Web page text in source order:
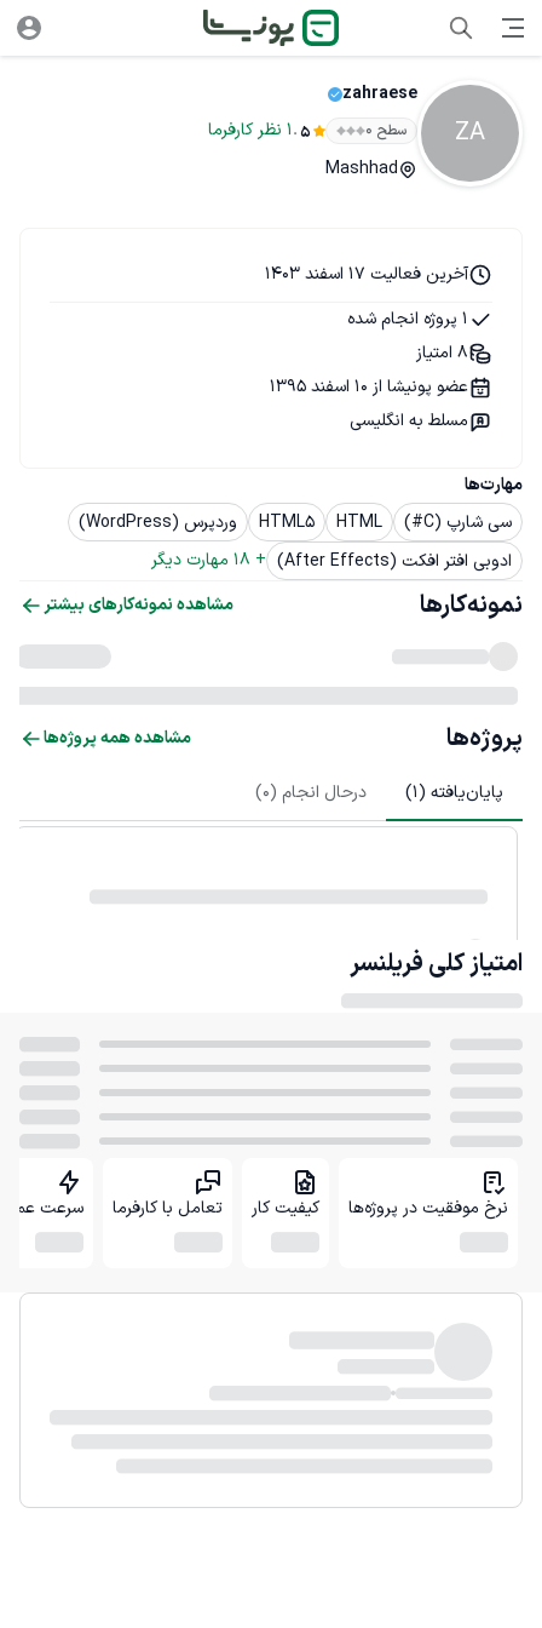
ZA
zahraese
سطح ۰ 5
.
1 نظر کارفرما
Mashhad
مهارت‌ها
سی شارپ (C#)
HTML
HTML5
وردپرس (WordPress)
ادوبی افتر افکت (After Effects)
+
18 مهارت دیگر
آخرین فعالیت 17 اسفند 1403
1 پروژه انجام شده
8 امتیاز
عضو پونیشا از 10 اسفند 1395
مسلط به انگلیسی
نمونه‌کارها مشاهده نمونه‌کارهای بیشتر
پروژه‌ها مشاهده همه پروژه‌ها
پایان‌یافته (1
) درحال انجام (0
)
امتیاز کلی فریلنسر
نرخ موفقیت در پروژه‌ها کیفیت کار تعامل با کارفرما سرعت عمل